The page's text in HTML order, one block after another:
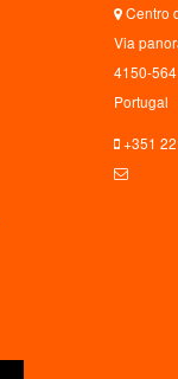
Centro
Via
4150-
Portugal
+351 22